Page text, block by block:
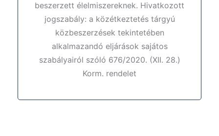
beszerzett élelmiszereknek. Hivatkozott
jogszabály: a közétkeztetés tárgyú
közbeszerzések tekintetében
alkalmazandó eljárások sajátos
szabályairól szóló 676/2020. (XII. 28.)
Korm. rendelet